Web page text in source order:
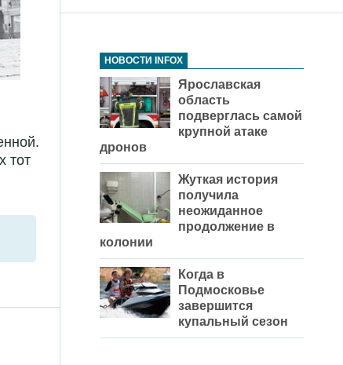
тот
НОВОСТИ INFOX
Ярославская
область
подверглась самой
крупной атаке
дронов
Жуткая история
получила
неожиданное
продолжение в
колонии
Когда в
Подмосковье
завершится
купальный сезон